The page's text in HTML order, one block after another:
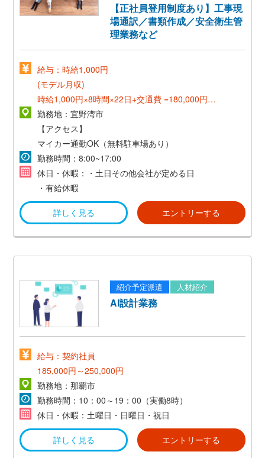
【正社員登用制度あり】工事現
場通訳／書類作成／安全衛生管
理業務など
給与：時給1,000円
(モデル月収)
時給1,000円×8時間×22日+交通費 =180,000円～
《正社員登用後》
月収18万～23万円！
【想定年収 270万円～345万円】
*賞与あり（年2回／3ヵ月分）
*昇給あり（年1回）
勤務地：宜野湾市
【アクセス】
マイカー通勤OK（無料駐車場あり）
勤務時間：8:00~17:00
休日・休暇：・土日その他会社が定める日
・有給休暇
詳しく見る エントリーする
紹介予定派遣 人材紹介
AI設計業務
給与：契約社員
185,000円～250,000円
勤務地：那覇市
勤務時間：10：00～19：00（実働8時）
休日・休暇：土曜日・日曜日・祝日
詳しく見る エントリーする